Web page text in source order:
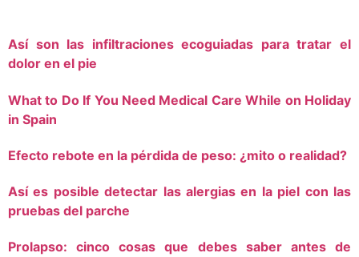
Así son las infiltraciones ecoguiadas para tratar el
dolor en el pie
What to Do If You Need Medical Care While on Holiday
in Spain
Efecto rebote en la pérdida de peso: ¿mito o realidad?
Así es posible detectar las alergias en la piel con las
pruebas del parche
Prolapso: cinco cosas que debes saber antes de